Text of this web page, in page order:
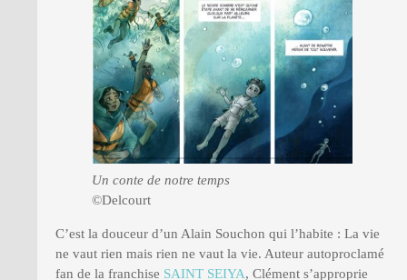
Un conte de notre temps
©Delcourt
C’est la douceur d’un Alain Souchon qui l’habite : La vie
ne vaut rien mais rien ne vaut la vie. Auteur autoproclamé
fan de la franchise SAINT SEIYA, Clément s’approprie